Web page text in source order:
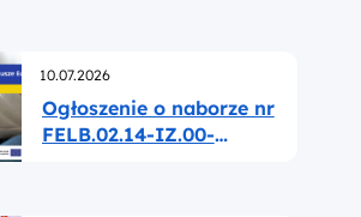
Opublikowano
10.07.2026
Ogłoszenie o naborze nr
FELB.02.14-IZ.00-